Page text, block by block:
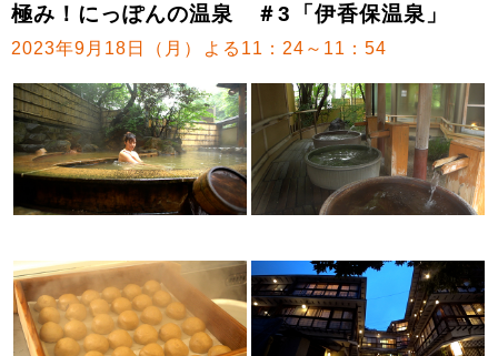
極み！にっぽんの温泉 ＃3「伊香保温泉」
2023年9月18日（月）よる11：24～11：54